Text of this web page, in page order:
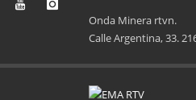
Onda Minera rtvn.
Calle Argentina, 33.